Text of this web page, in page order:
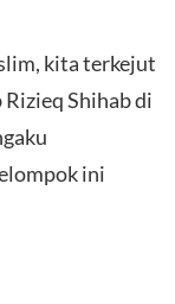
kita terkejut
Shihab di
ini